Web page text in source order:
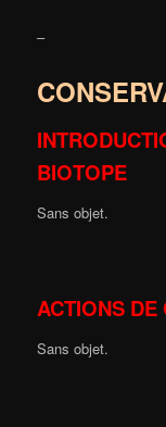
–
BIOTOPE
Sans objet.
ACTIONS DE
Sans objet.